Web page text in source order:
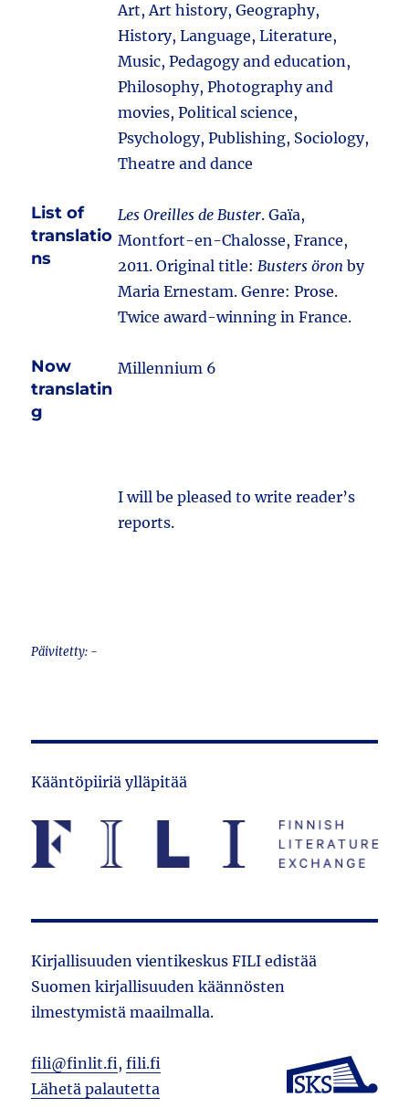
Art, Art history, Geography,
History, Language, Literature,
Music, Pedagogy and education,
Philosophy, Photography and
movies, Political science,
Psychology, Publishing, Sociology,
Theatre and dance
List of
translatio
ns
Les Oreilles de Buster. Gaïa,
Montfort-en-Chalosse, France,
2011. Original title:Busters öron by
Maria Ernestam. Genre: Prose.
Twice award-winning in France.
Now
translatin
g
Millennium 6
I will be pleased to write reader’s
reports.
Päivitetty: -
Kääntöpiiriä ylläpitää
Kirjallisuuden vientikeskus FILI edistää
Suomen kirjallisuuden käännösten
ilmestymistä maailmalla.
fili@finlit.fi,fili.fi
Lähetä palautetta